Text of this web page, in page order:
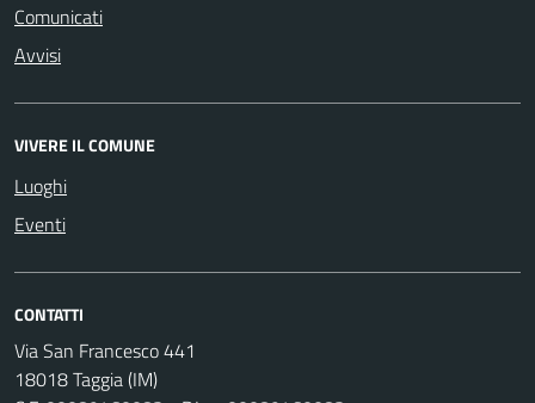
Comunicati
Avvisi
VIVERE IL COMUNE
Luoghi
Eventi
CONTATTI
Via San Francesco 441
18018 Taggia (IM)